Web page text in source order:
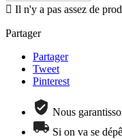
 Il n'y a pas assez de
Partager
Partager
Tweet
Pinterest
Nous
Si on va se